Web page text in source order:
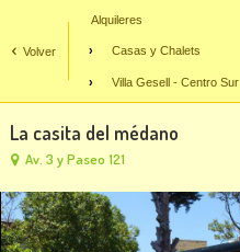
Volver
Alquileres
Casas y Chalets
Villa Gesell - Centro Sur
La casita del médano
Av. 3 y Paseo 121